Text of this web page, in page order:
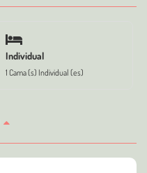
Individual
1 Cama (s) Individual (es)